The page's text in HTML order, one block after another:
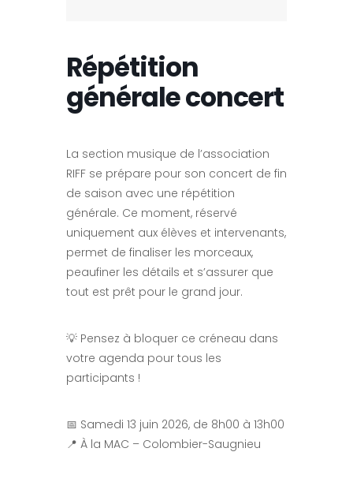
Répétition
générale concert
La section musique de l’association
RIFF se prépare pour son concert de fin
de saison avec une répétition
générale. Ce moment, réservé
uniquement aux élèves et intervenants,
permet de finaliser les morceaux,
peaufiner les détails et s’assurer que
tout est prêt pour le grand jour.
💡 Pensez à bloquer ce créneau dans
votre agenda pour tous les
participants !
📅 Samedi 13 juin 2026, de 8h00 à 13h00
📍 À la MAC – Colombier-Saugnieu